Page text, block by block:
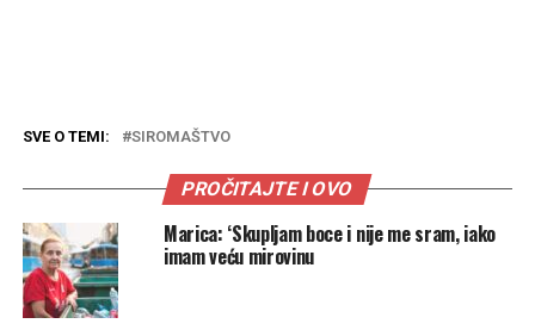
SVE O TEMI: SIROMAŠTVO
PROČITAJTE I OVO
Marica: ‘Skupljam boce i nije me sram, iako
imam veću mirovinu